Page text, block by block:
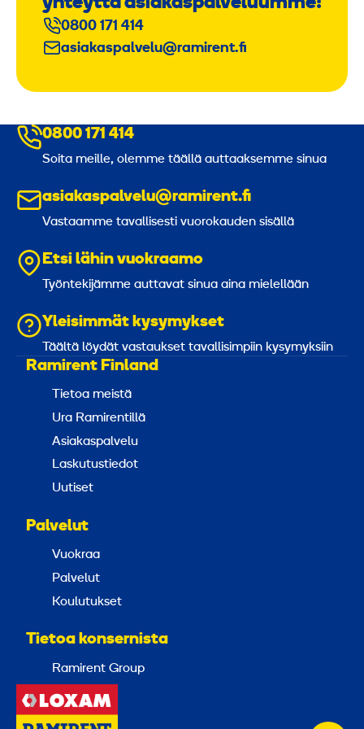
0800 171 414
asiakaspalvelu@ramirent.fi
0800 171 414
Soita meille, olemme täällä auttaaksemme sinua
asiakaspalvelu@ramirent.fi
Vastaamme tavallisesti vuorokauden sisällä
Etsi lähin vuokraamo
Työntekijämme auttavat sinua aina mielellään
Yleisimmät kysymykset
Täältä löydät vastaukset tavallisimpiin kysymyksiin
Ramirent Finland
Tietoa meistä
Ura Ramirentillä
Asiakaspalvelu
Laskutustiedot
Uutiset
Palvelut
Vuokraa
Palvelut
Koulutukset
Tietoa konsernista
Ramirent Group